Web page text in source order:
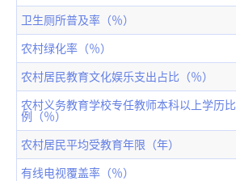
卫生厕所普及率（％）
农村绿化率（％）
农村居民教育文化娱乐支出占比（％）
农村义务教育学校专任教师本科以上学历比
例（％）
农村居民平均受教育年限（年）
有线电视覆盖率（％）